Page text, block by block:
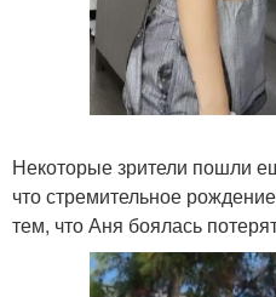
Некоторые зрители пошли
что стремительное
тем, что Аня боялась